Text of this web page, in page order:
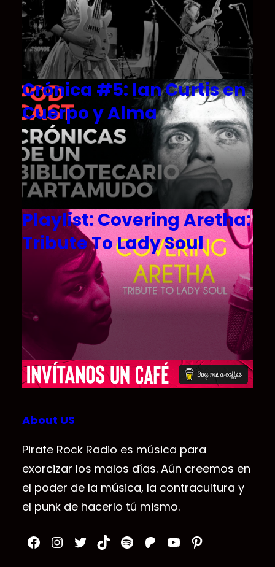
Crónica #5: Ian Curtis en
Cuerpo y Alma
Playlist: Covering Aretha:
Tribute To Lady Soul
About US
Pirate Rock Radio es música para
exorcizar los malos días. Aún creemos en
el poder de la música, la contracultura y
el punk de hacerlo tú mismo.
Facebook Instagram Twitter TikTok Spotify Patreon YouTube Pinterest